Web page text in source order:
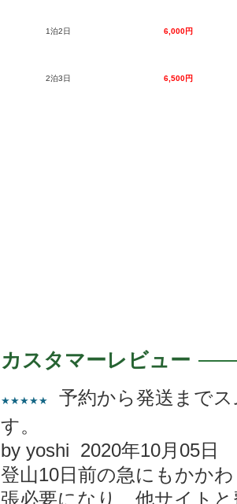
1泊2日 6,000円
2泊3日 6,500円
カスタマーレビュー
★★★★★
予約から発送まで
す。
by yoshi 2020年10月05日
登山10日前の急にもかか
張必要になり、他サイト